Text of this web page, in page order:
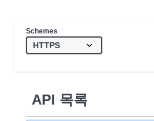
Schemes
API 목록